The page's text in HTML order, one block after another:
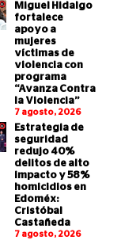
Miguel Hidalgo
fortalece
apoyo a
mujeres
víctimas de
violencia con
programa
“Avanza Contra
la Violencia”
7 agosto, 2026
Estrategia de
seguridad
redujo 40%
delitos de alto
impacto y 58%
homicidios en
Edoméx:
Cristóbal
Castañeda
7 agosto, 2026